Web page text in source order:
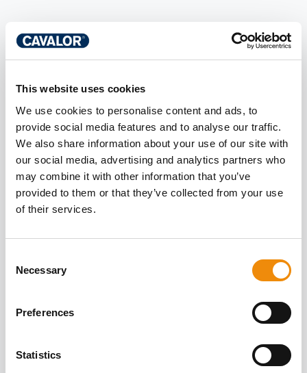
This website uses cookies
We use cookies to personalise content and ads, to
provide social media features and to analyse our traffic.
We also share information about your use of our site with
our social media, advertising and analytics partners who
may combine it with other information that you’ve
provided to them or that they’ve collected from your use
of their services.
Selection
Necessary
Preferences
Statistics
LESEN SIE MEHR
ÜBER
GESUNDHEIT VON
INNEN UND
AUSSEN